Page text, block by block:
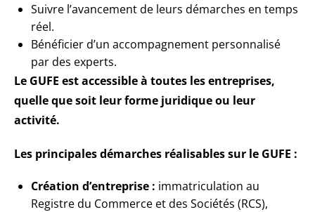
Suivre l’avancement de leurs démarches en temps
réel.
Bénéficier d’un accompagnement personnalisé
par des experts.
Le GUFE est accessible à toutes les entreprises,
quelle que soit leur forme juridique ou leur
activité.
Les principales démarches réalisables sur le GUFE :
Création d’entreprise : immatriculation au
Registre du Commerce et des Sociétés (RCS),